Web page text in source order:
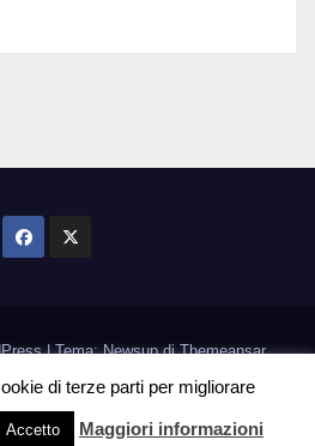
|Tema: Newsup diThemeansar.
Informativa Cookie
di terze parti per migliorare
Accetto Maggiori informazioni